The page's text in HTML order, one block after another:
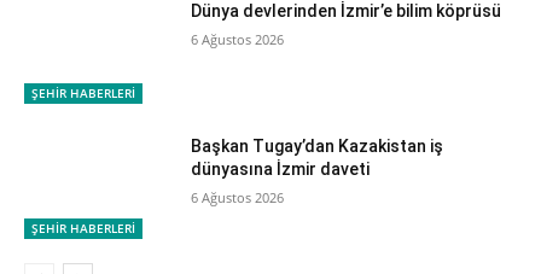
ŞEHİR HABERLERİ
Dünya devlerinden İzmir’e bilim köprüsü
6 Ağustos 2026
ŞEHİR HABERLERİ
Başkan Tugay’dan Kazakistan iş
dünyasına İzmir daveti
6 Ağustos 2026